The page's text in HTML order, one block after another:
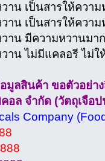
าน เป็นสารให้ควา
าน เป็นสารให้ควา
าน มีความหวานมา
าน ไม่มีแคลอรี ไม่ใ
มูลสินค้า ขอตัวอย่า
อล จำกัด (วัตถุเจือ
Company